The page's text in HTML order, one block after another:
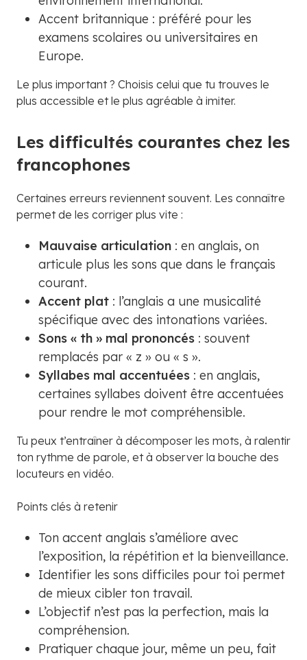
Accent britannique : préféré pour les
examens scolaires ou universitaires en
Europe.
Le plus important ? Choisis celui que tu trouves le
plus accessible et le plus agréable à imiter.
Les difficultés courantes chez les
francophones
Certaines erreurs reviennent souvent. Les connaître
permet de les corriger plus vite :
Mauvaise articulation : en anglais, on
articule plus les sons que dans le français
courant.
Accent plat : l’anglais a une musicalité
spécifique avec des intonations variées.
Sons « th » mal prononcés : souvent
remplacés par « z » ou « s ».
Syllabes mal accentuées : en anglais,
certaines syllabes doivent être accentuées
pour rendre le mot compréhensible.
Tu peux t’entraîner à décomposer les mots, à ralentir
ton rythme de parole, et à observer la bouche des
locuteurs en vidéo.
Points clés à retenir
Ton accent anglais s’améliore avec
l’exposition, la répétition et la bienveillance.
Identifier les sons difficiles pour toi permet
de mieux cibler ton travail.
L’objectif n’est pas la perfection, mais la
compréhension.
Pratiquer chaque jour, même un peu, fait